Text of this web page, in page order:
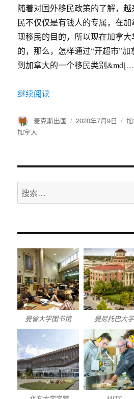
随着对国外移民政策的了解，
民不仅仅是有钱人的专属，在
现移民的目的，所以现在加拿
的，那么，怎样通过“开超市”
到加拿大的一个移民类别
继续阅读
作
者
麦克斯出国
发
2020年7月9日
分
加拿大
搜
索：
曼省大学图书馆 曼尼托巴大学